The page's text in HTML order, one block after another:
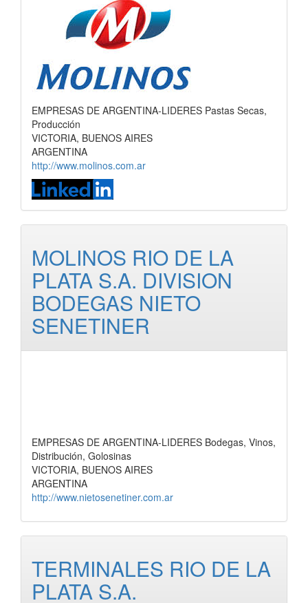
EMPRESAS DE ARGENTINA-LIDERES Pastas Secas,
Producción
VICTORIA, BUENOS AIRES
ARGENTINA
http://www.molinos.com.ar
MOLINOS RIO DE LA
PLATA S.A. DIVISION
BODEGAS NIETO
SENETINER
EMPRESAS DE ARGENTINA-LIDERES Bodegas, Vinos,
Distribución, Golosinas
VICTORIA, BUENOS AIRES
ARGENTINA
http://www.nietosenetiner.com.ar
TERMINALES RIO DE LA
PLATA S.A.